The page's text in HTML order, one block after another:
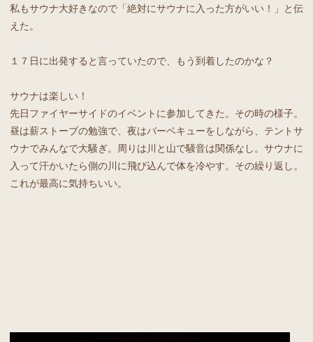
私もサウナ大好きなので「絶対にサウナに入った方がいい！」と伝
えた。
１７日に出発すると言っていたので、もう到着したのかな？
サウナは楽しい！
先日ファイヤーサイドのイベントに参加してきた。その時の様子。
昼は薪ストーブの勉強で、夜はバーベキューをしながら、テントサ
ウナでみんなで大騒ぎ。周りは川と山で騒音は関係なし。サウナに
入って汗かいたら側の川に飛び込んで体を冷やす。その繰り返し。
これが最高に気持ちいい。